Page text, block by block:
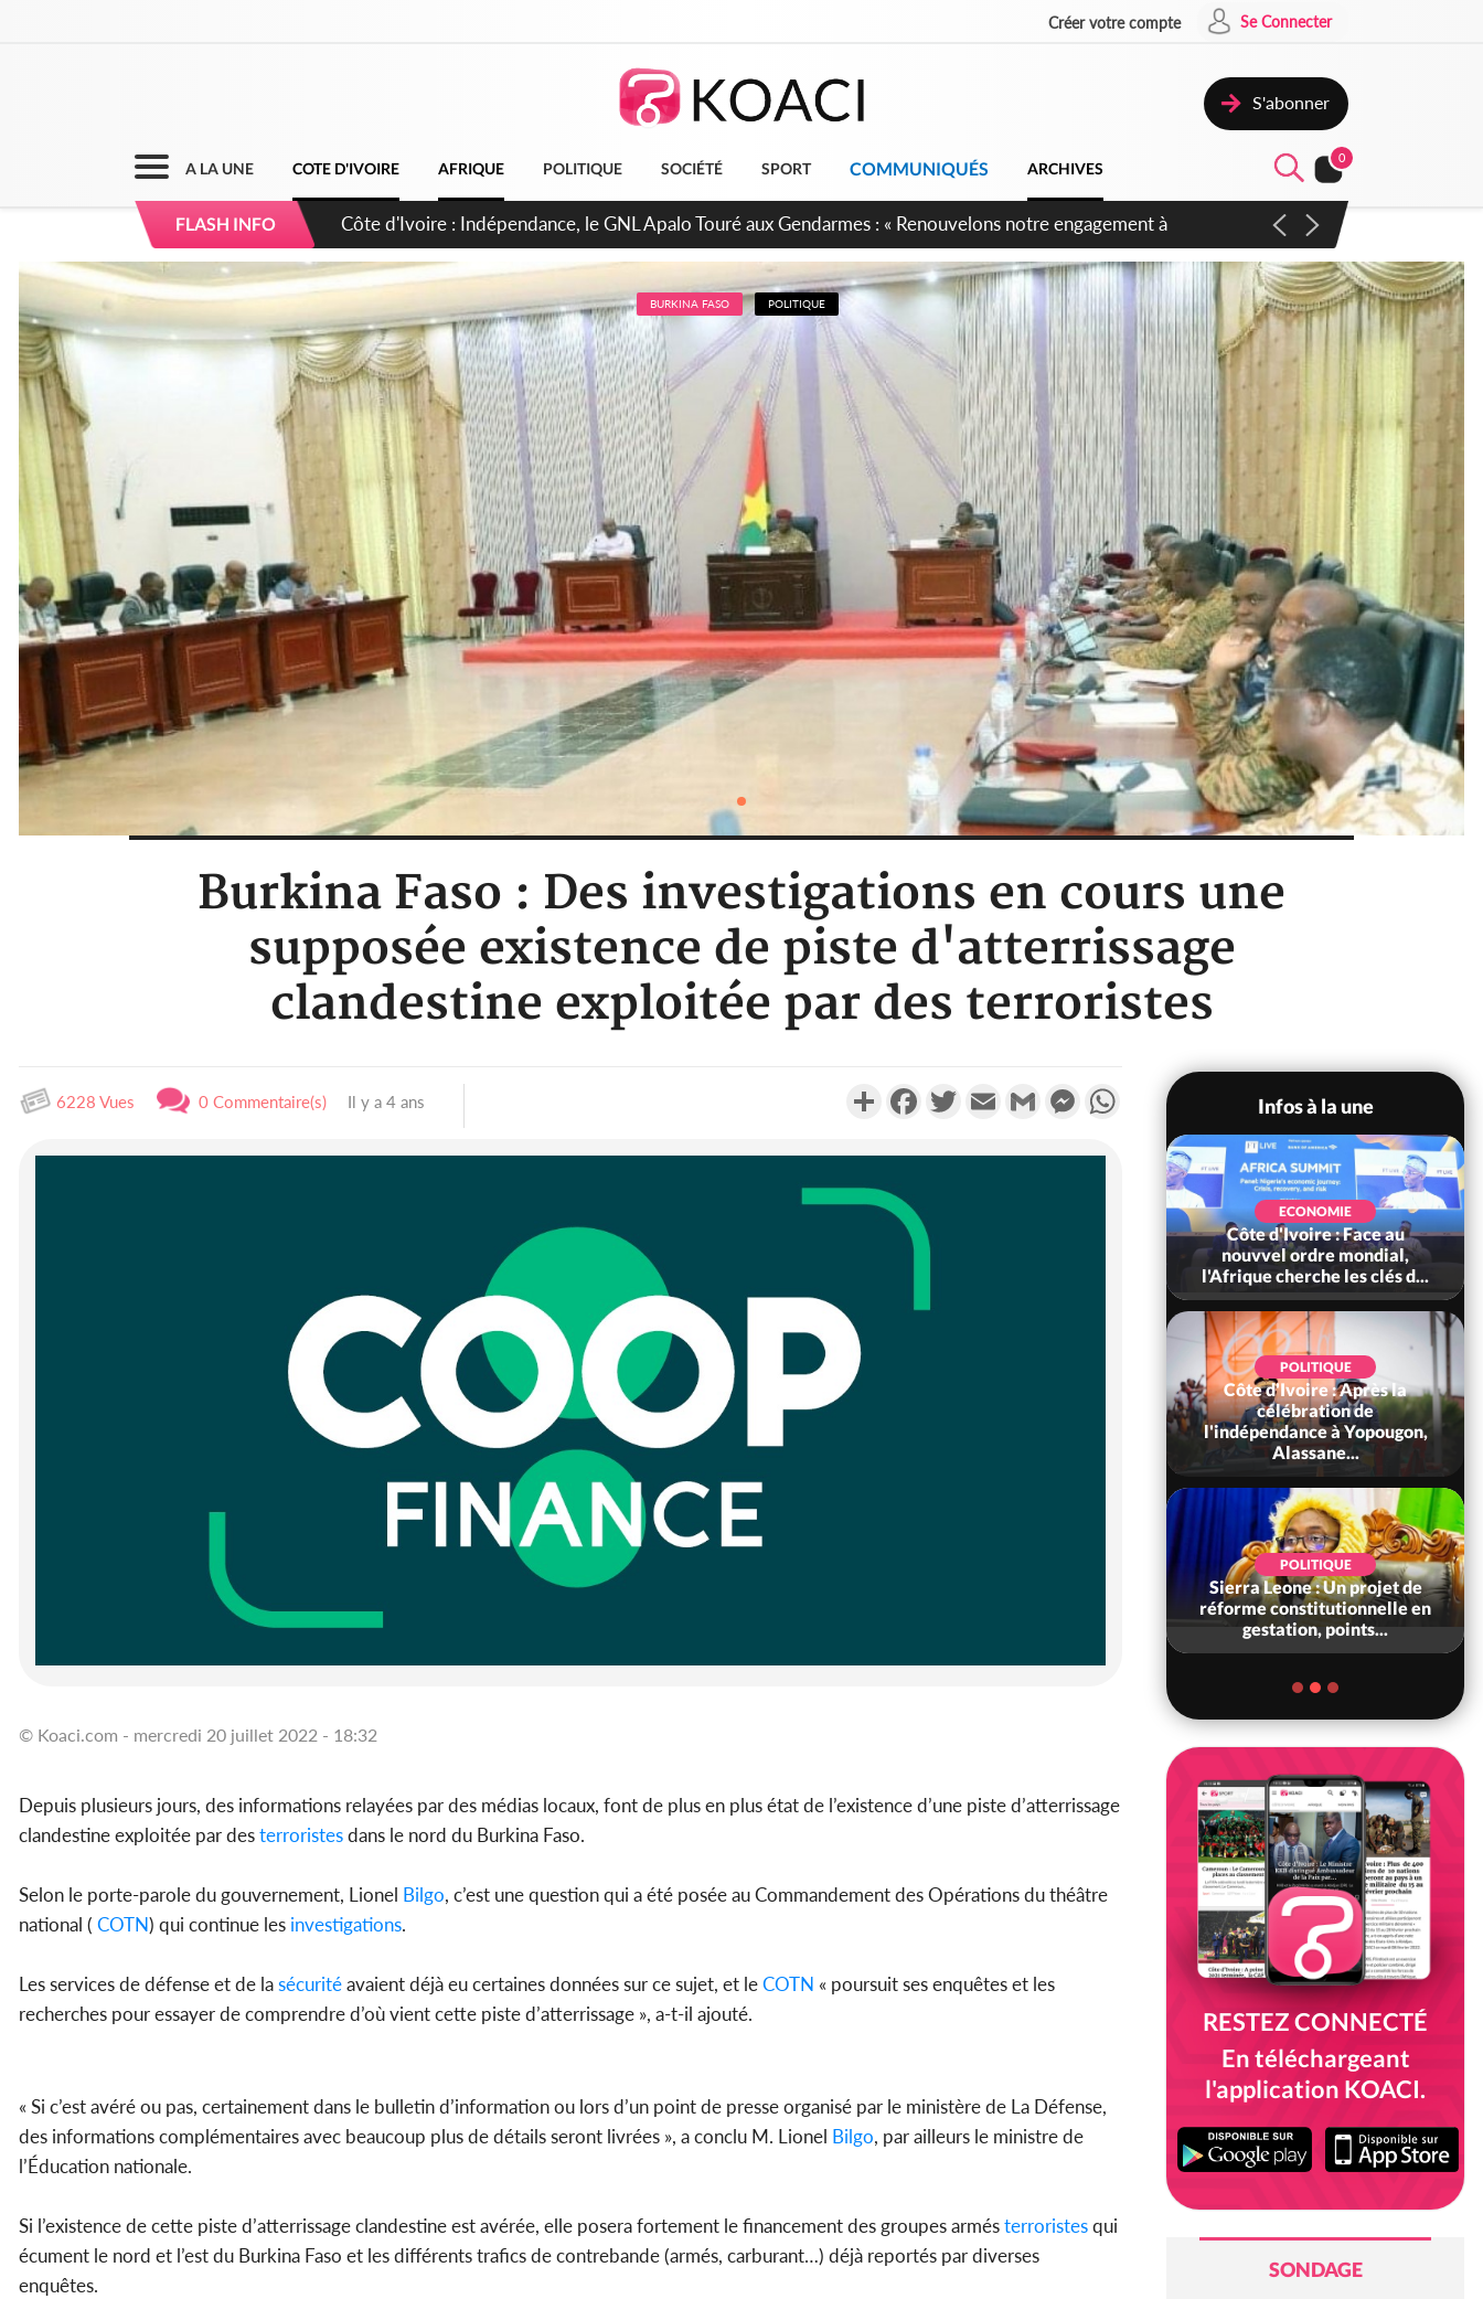
Créer votre compte Se Connecter
S'abonner
A LA UNE COTE D'IVOIRE AFRIQUE POLITIQUE SOCIÉTÉ SPORT COMMUNIQUÉS ARCHIVES
0
FLASH INFO
Sierra Leone : Un projet de réforme constitutionnelle en gestation, points clés des amendements, un exclu
d'avance
BURKINA FASO POLITIQUE
Burkina Faso : Des investigations en cours une
supposée existence de piste d'atterrissage
clandestine exploitée par des terroristes
6228 Vues 0 Commentaire(s) Il y a 4 ans PartagerFacebookTwitterEmail Gmail MessengerWhatsApp
© Koaci.com - mercredi 20 juillet 2022 - 18:32
Depuis plusieurs jours, des informations relayées par des médias locaux, font de plus en plus état de l’existence d’une piste d’atterrissage
clandestine exploitée par desterroristesdans le nord du Burkina Faso.
Selon le porte-parole du gouvernement, Lionel Bilgo, c’est une question qui a été posée au Commandement des Opérations du théâtre
national ( COTN) qui continue les investigations.
Les services de défense et de lasécuritéavaient déjà eu certaines données sur ce sujet, et leCOTN « poursuit ses enquêtes et les
recherches pour essayer de comprendre d’où vient cette piste d’atterrissage », a-t-il ajouté.
« Si c’est avéré ou pas, certainement dans le bulletin d’information ou lors d’un point de presse organisé par le ministère de La Défense,
des informations complémentaires avec beaucoup plus de détails seront livrées », a conclu M. Lionel Bilgo, par ailleurs le ministre de
l’Éducation nationale.
Si l’existence de cette piste d’atterrissage clandestine est avérée, elle posera fortement le financement des groupes armésterroristesqui
écument le nord et l’est du Burkina Faso et les différents trafics de contrebande (armés, carburant…) déjà reportés par diverses
enquêtes.
Infos à la une
résiduels de cacao, des
sociétés coopératives et
ECONOMIE
Côte d'Ivoire : Face au
nouvvel ordre mondial,
l'Afrique cherche les clés d...
POLITIQUE
Côte d'Ivoire : Après la
célébration de
l'indépendance à Yopougon,
Alassane...
POLITIQUE
Sierra Leone : Un projet de
réforme constitutionnelle en
gestation, points...
RESTEZ CONNECTÉ
En téléchargeant
l'application KOACI.
SONDAGE